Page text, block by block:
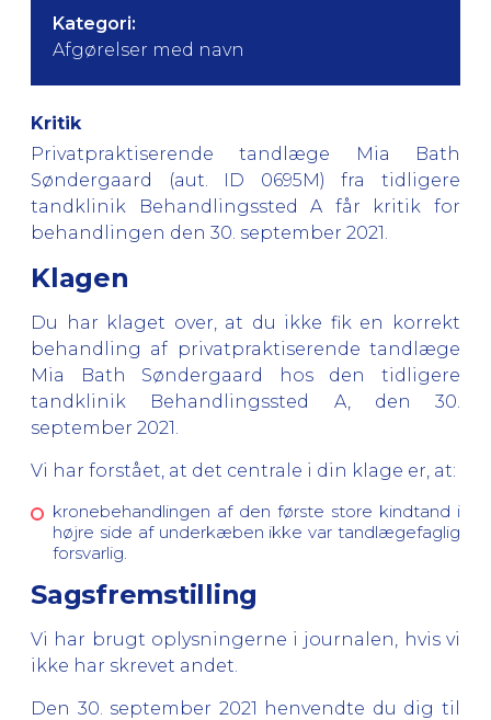
Kategori:
Afgørelser med navn
Kritik
Privatpraktiserende tandlæge Mia Bath
Søndergaard (aut. ID 0695M) fra tidligere
tandklinik Behandlingssted A får kritik for
behandlingen den 30. september 2021.
Klagen
Du har klaget over, at du ikke fik en korrekt
behandling af privatpraktiserende tandlæge
Mia Bath Søndergaard hos den tidligere
tandklinik Behandlingssted A, den 30.
september 2021.
Vi har forstået, at det centrale i din klage er, at:
kronebehandlingen af den første store kindtand i
højre side af underkæben ikke var tandlægefaglig
forsvarlig.
Sagsfremstilling
Vi har brugt oplysningerne i journalen, hvis vi
ikke har skrevet andet.
Den 30. september 2021 henvendte du dig til